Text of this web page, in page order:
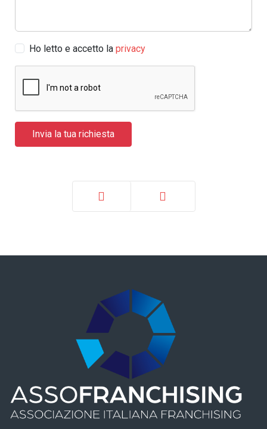
Ho letto e accetto la privacy